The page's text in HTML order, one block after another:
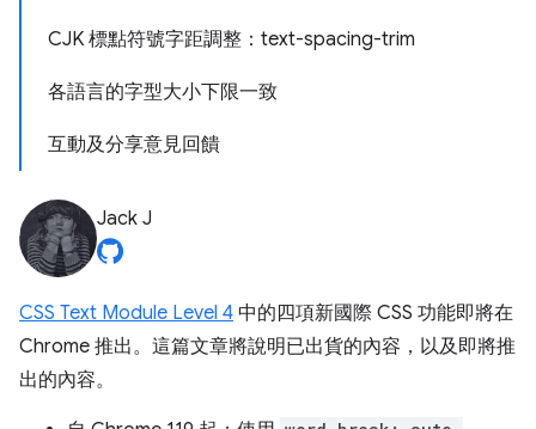
CJK 標點符號字距調整：text-spacing-trim
各語言的字型大小下限一致
互動及分享意見回饋
Jack J
CSS Text Module Level 4 中的四項新國際 CSS 功能即將在
Chrome 推出。這篇文章將說明已出貨的內容，以及即將推
出的內容。